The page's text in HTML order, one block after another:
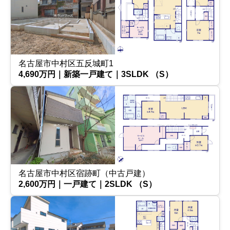
名古屋市中村区五反城町1
4,690万円｜新築一戸建て｜3SLDK （S）
名古屋市中村区宿跡町（中古戸建）
2,600万円｜一戸建て｜2SLDK （S）